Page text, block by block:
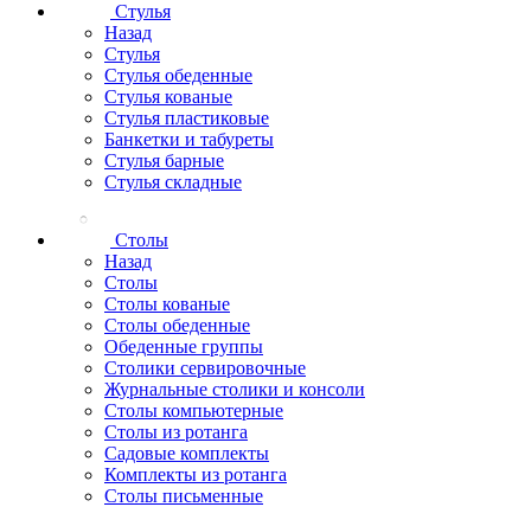
Стулья
Назад
Стулья
Стулья обеденные
Стулья кованые
Стулья пластиковые
Банкетки и табуреты
Стулья барные
Стулья складные
Столы
Назад
Столы
Столы кованые
Столы обеденные
Обеденные группы
Столики сервировочные
Журнальные столики и консоли
Столы компьютерные
Столы из ротанга
Садовые комплекты
Комплекты из ротанга
Столы письменные